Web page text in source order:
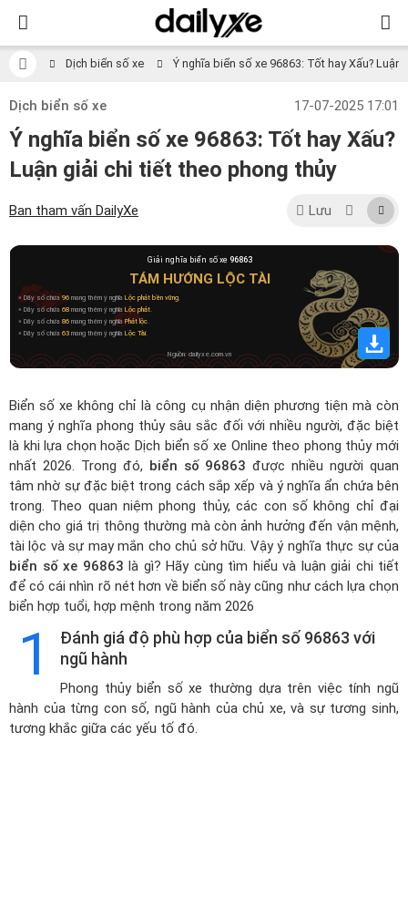
Dịch biển số xe Ý nghĩa biển số xe 96863: Tốt hay Xấu?
Dịch biển số xe 17-07-2025 17:01
Ý nghĩa biển số xe 96863: Tốt hay Xấu?
Luận giải chi tiết theo phong thủy
Ban tham vấn DailyXe Lưu
Giải nghĩa biển số xe 96863
TÁM HƯỚNG LỘC TÀI
» Dãy số chứa96 mang thêm ý nghĩa Lộc phát bền vững.
» Dãy số chứa 68 mang thêm ý nghĩaLộc phát.
» Dãy số chứa 86 mang thêm ý nghĩaPhát lộc.
» Dãy số chứa 63 mang thêm ý nghĩa Lộc Tài.
Nguồn: dailyxe.com.vn
Biển số xe không chỉ là công cụ nhận diện phương tiện mà còn
mang ý nghĩa phong thủy sâu sắc đối với nhiều người, đặc biệt
là khi lựa chọn hoặcDịch biển số xe Online theo phong thủy mới
nhất 2026. Trong đó, biển số 96863 được nhiều người quan
tâm nhờ sự đặc biệt trong cách sắp xếp và ý nghĩa ẩn chứa bên
trong. Theo quan niệm phong thủy, các con số không chỉ đại
diện cho giá trị thông thường mà còn ảnh hưởng đến vận mệnh,
tài lộc và sự may mắn cho chủ sở hữu. Vậy ý nghĩa thực sự của
biển số xe 96863 là gì? Hãy cùng tìm hiểu và luận giải chi tiết
để có cái nhìn rõ nét hơn về biển số này cũng như cách lựa chọn
biển hợp tuổi, hợp mệnh trong năm 2026
1
Đánh giá độ phù hợp của biển số 96863 với
ngũ hành
Phong thủy biển số xe thường dựa trên việc tính ngũ
hành của từng con số, ngũ hành của chủ xe, và sự tương sinh,
tương khắc giữa các yếu tố đó.